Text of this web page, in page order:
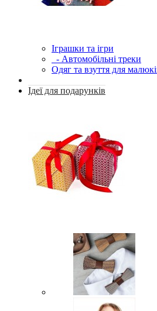
Іграшки та ігри
- Автомобільні треки
Одяг та взуття для
Ідеї для подарунків